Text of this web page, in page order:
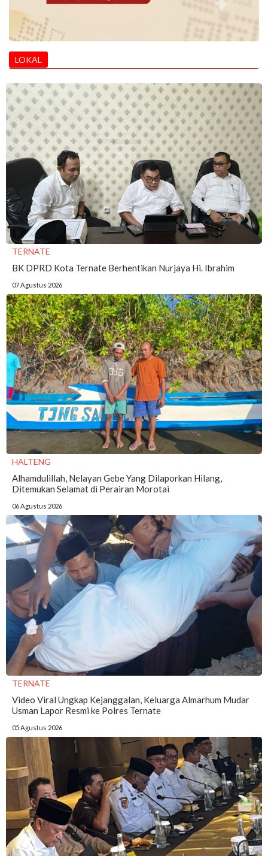
LOKAL
TERNATE
BK DPRD Kota Ternate Berhentikan Nurjaya Hi. Ibrahim
07 Agustus 2026
HALTENG
Alhamdulillah, Nelayan Gebe Yang Dilaporkan Hilang,
Ditemukan Selamat di Perairan Morotai
06 Agustus 2026
TERNATE
Video Viral Ungkap Kejanggalan, Keluarga Almarhum Mudar
Usman Lapor Resmi ke Polres Ternate
05 Agustus 2026